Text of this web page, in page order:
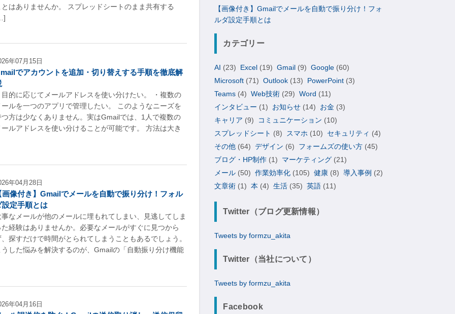
とはありませんか。 スプレッドシートのまま共有する
年07月15日
でアカウントを追加・切り替えする手順を徹底解
目的に応じてメールアドレスを使い分けたい。 ・複数の
ールを一つのアプリで管理したい。 このようなニーズを
つ方は少なくありません。実はGmailでは、1人で複数の
ールアドレスを使い分けることが可能です。 方法は大き
年04月28日
画像付き】Gmailでメールを自動で振り分け！フォル
設定手順とは
事なメールが他のメールに埋もれてしまい、見逃してしま
た経験はありませんか。必要なメールがすぐに見つから
、探すだけで時間がとられてしまうこともあるでしょう。
うした悩みを解決するのが、Gmailの「自動振り分け機能
年04月16日
【画像付き】Gmailでメールを自動で振り分け！フォ
ルダ設定手順とは
カテゴリー
AI (23) Excel (19) Gmail (9) Google (60)
Microsoft (71) Outlook (13) PowerPoint (3)
Teams (4) Web技術 (29) Word (11)
インタビュー (1) お知らせ (14) お金 (3)
キャリア (9) コミュニケーション (10)
スプレッドシート (8) スマホ (10) セキュリティ (4)
その他 (64) デザイン (6) フォームズの使い方 (45)
ブログ・HP制作 (1) マーケティング (21)
メール (50) 作業効率化 (105) 健康 (8) 導入事例 (2)
文章術 (1) 本 (4) 生活 (35) 英語 (11)
Twitter（ブログ更新情報）
Tweets by formzu_akita
Twitter（当社について）
Tweets by formzu_akita
Facebook